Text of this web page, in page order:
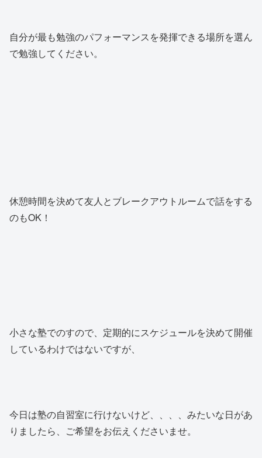
自分が最も勉強のパフォーマンスを発揮できる場所を選ん
で勉強してください。
休憩時間を決めて友人とブレークアウトルームで話をする
のもOK！
小さな塾でのすので、定期的にスケジュールを決めて開催
しているわけではないですが、
今日は塾の自習室に行けないけど、、、、みたいな日があ
りましたら、ご希望をお伝えくださいませ。